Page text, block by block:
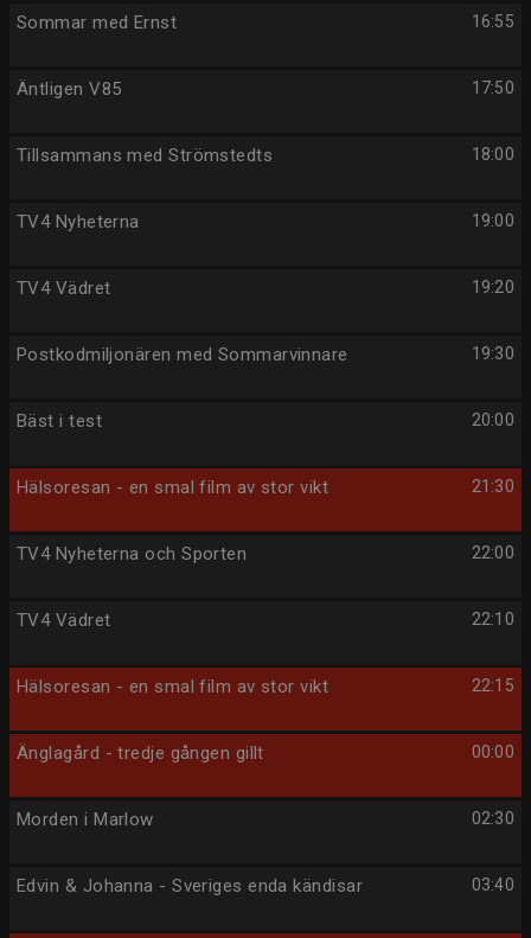
16:55
Sommar med Ernst
17:50
Äntligen V85
18:00
Tillsammans med Strömstedts
19:00
TV4 Nyheterna
19:20
TV4 Vädret
19:30
Postkodmiljonären med Sommarvinnare
20:00
Bäst i test
21:30
Hälsoresan - en smal film av stor vikt
22:00
TV4 Nyheterna och Sporten
22:10
TV4 Vädret
22:15
Hälsoresan - en smal film av stor vikt
00:00
Änglagård - tredje gången gillt
02:30
Morden i Marlow
03:40
Edvin & Johanna - Sveriges enda kändisar